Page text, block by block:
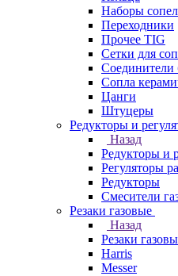
Наборы сопел
Переходники
Прочее TIG
Сетки для
Соединители
Сопла
Цанги
Штуцеры
Редукторы и
Назад
Редукторы и
Регуляторы
Редукторы
Смесители
Резаки газовые
Назад
Резаки
Harris
Messer